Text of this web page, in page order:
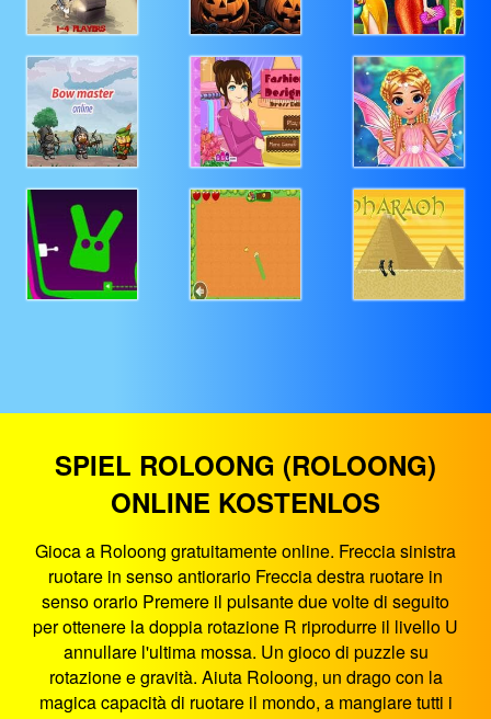
SPIEL ROLOONG (ROLOONG)
ONLINE KOSTENLOS
Gioca a Roloong gratuitamente online. Freccia sinistra
ruotare in senso antiorario Freccia destra ruotare in
senso orario Premere il pulsante due volte di seguito
per ottenere la doppia rotazione R riprodurre il livello U
annullare l'ultima mossa. Un gioco di puzzle su
rotazione e gravità. Aiuta Roloong, un drago con la
magica capacità di ruotare il mondo, a mangiare tutti i